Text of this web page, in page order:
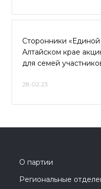
Сторонники
Алтайском крае
для семей
28.02.23
О партии
Региональные